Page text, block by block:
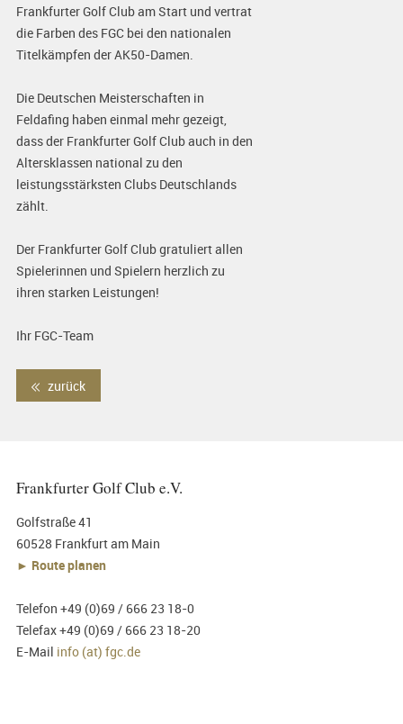
Frankfurter Golf Club am Start und vertrat
die Farben des FGC bei den nationalen
Titelkämpfen der AK50-Damen.
Die Deutschen Meisterschaften in
Feldafing haben einmal mehr gezeigt,
dass der Frankfurter Golf Club auch in den
Altersklassen national zu den
leistungsstärksten Clubs Deutschlands
zählt.
Der Frankfurter Golf Club gratuliert allen
Spielerinnen und Spielern herzlich zu
ihren starken Leistungen!
Ihr FGC-Team
zurück
Frankfurter Golf Club e.V.
Golfstraße 41
60528 Frankfurt am Main
► Route planen
Telefon +49 (0)69 / 666 23 18-0
Telefax +49 (0)69 / 666 23 18-20
E-Mail info (at) fgc.de